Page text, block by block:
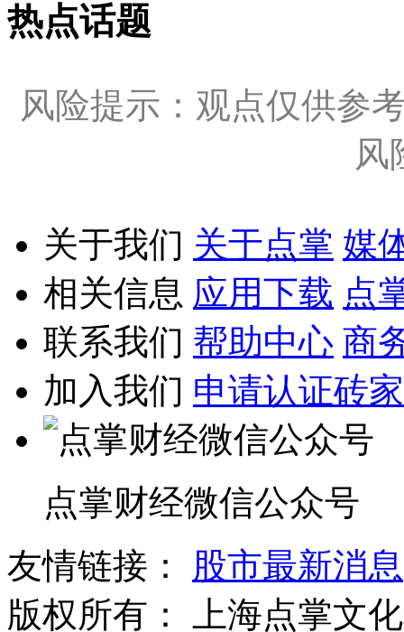
热点话题
风险提示：观点仅供参
风
关于我们 关于点掌 媒
相关信息 应用下载 点
联系我们 帮助中心 商
加入我们 申请认证砖家
点掌财经微信公众号
友情链接：
股市最新消息
版权所有：
上海点掌文